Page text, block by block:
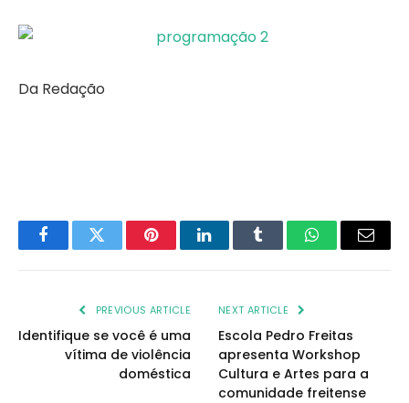
Da Redação
FacebookTwitter PinterestLinkedInTumblr WhatsAppEmail
PREVIOUS ARTICLE
Identifique se você é uma
vítima de violência
doméstica
NEXT ARTICLE
Escola Pedro Freitas
apresenta Workshop
Cultura e Artes para a
comunidade freitense